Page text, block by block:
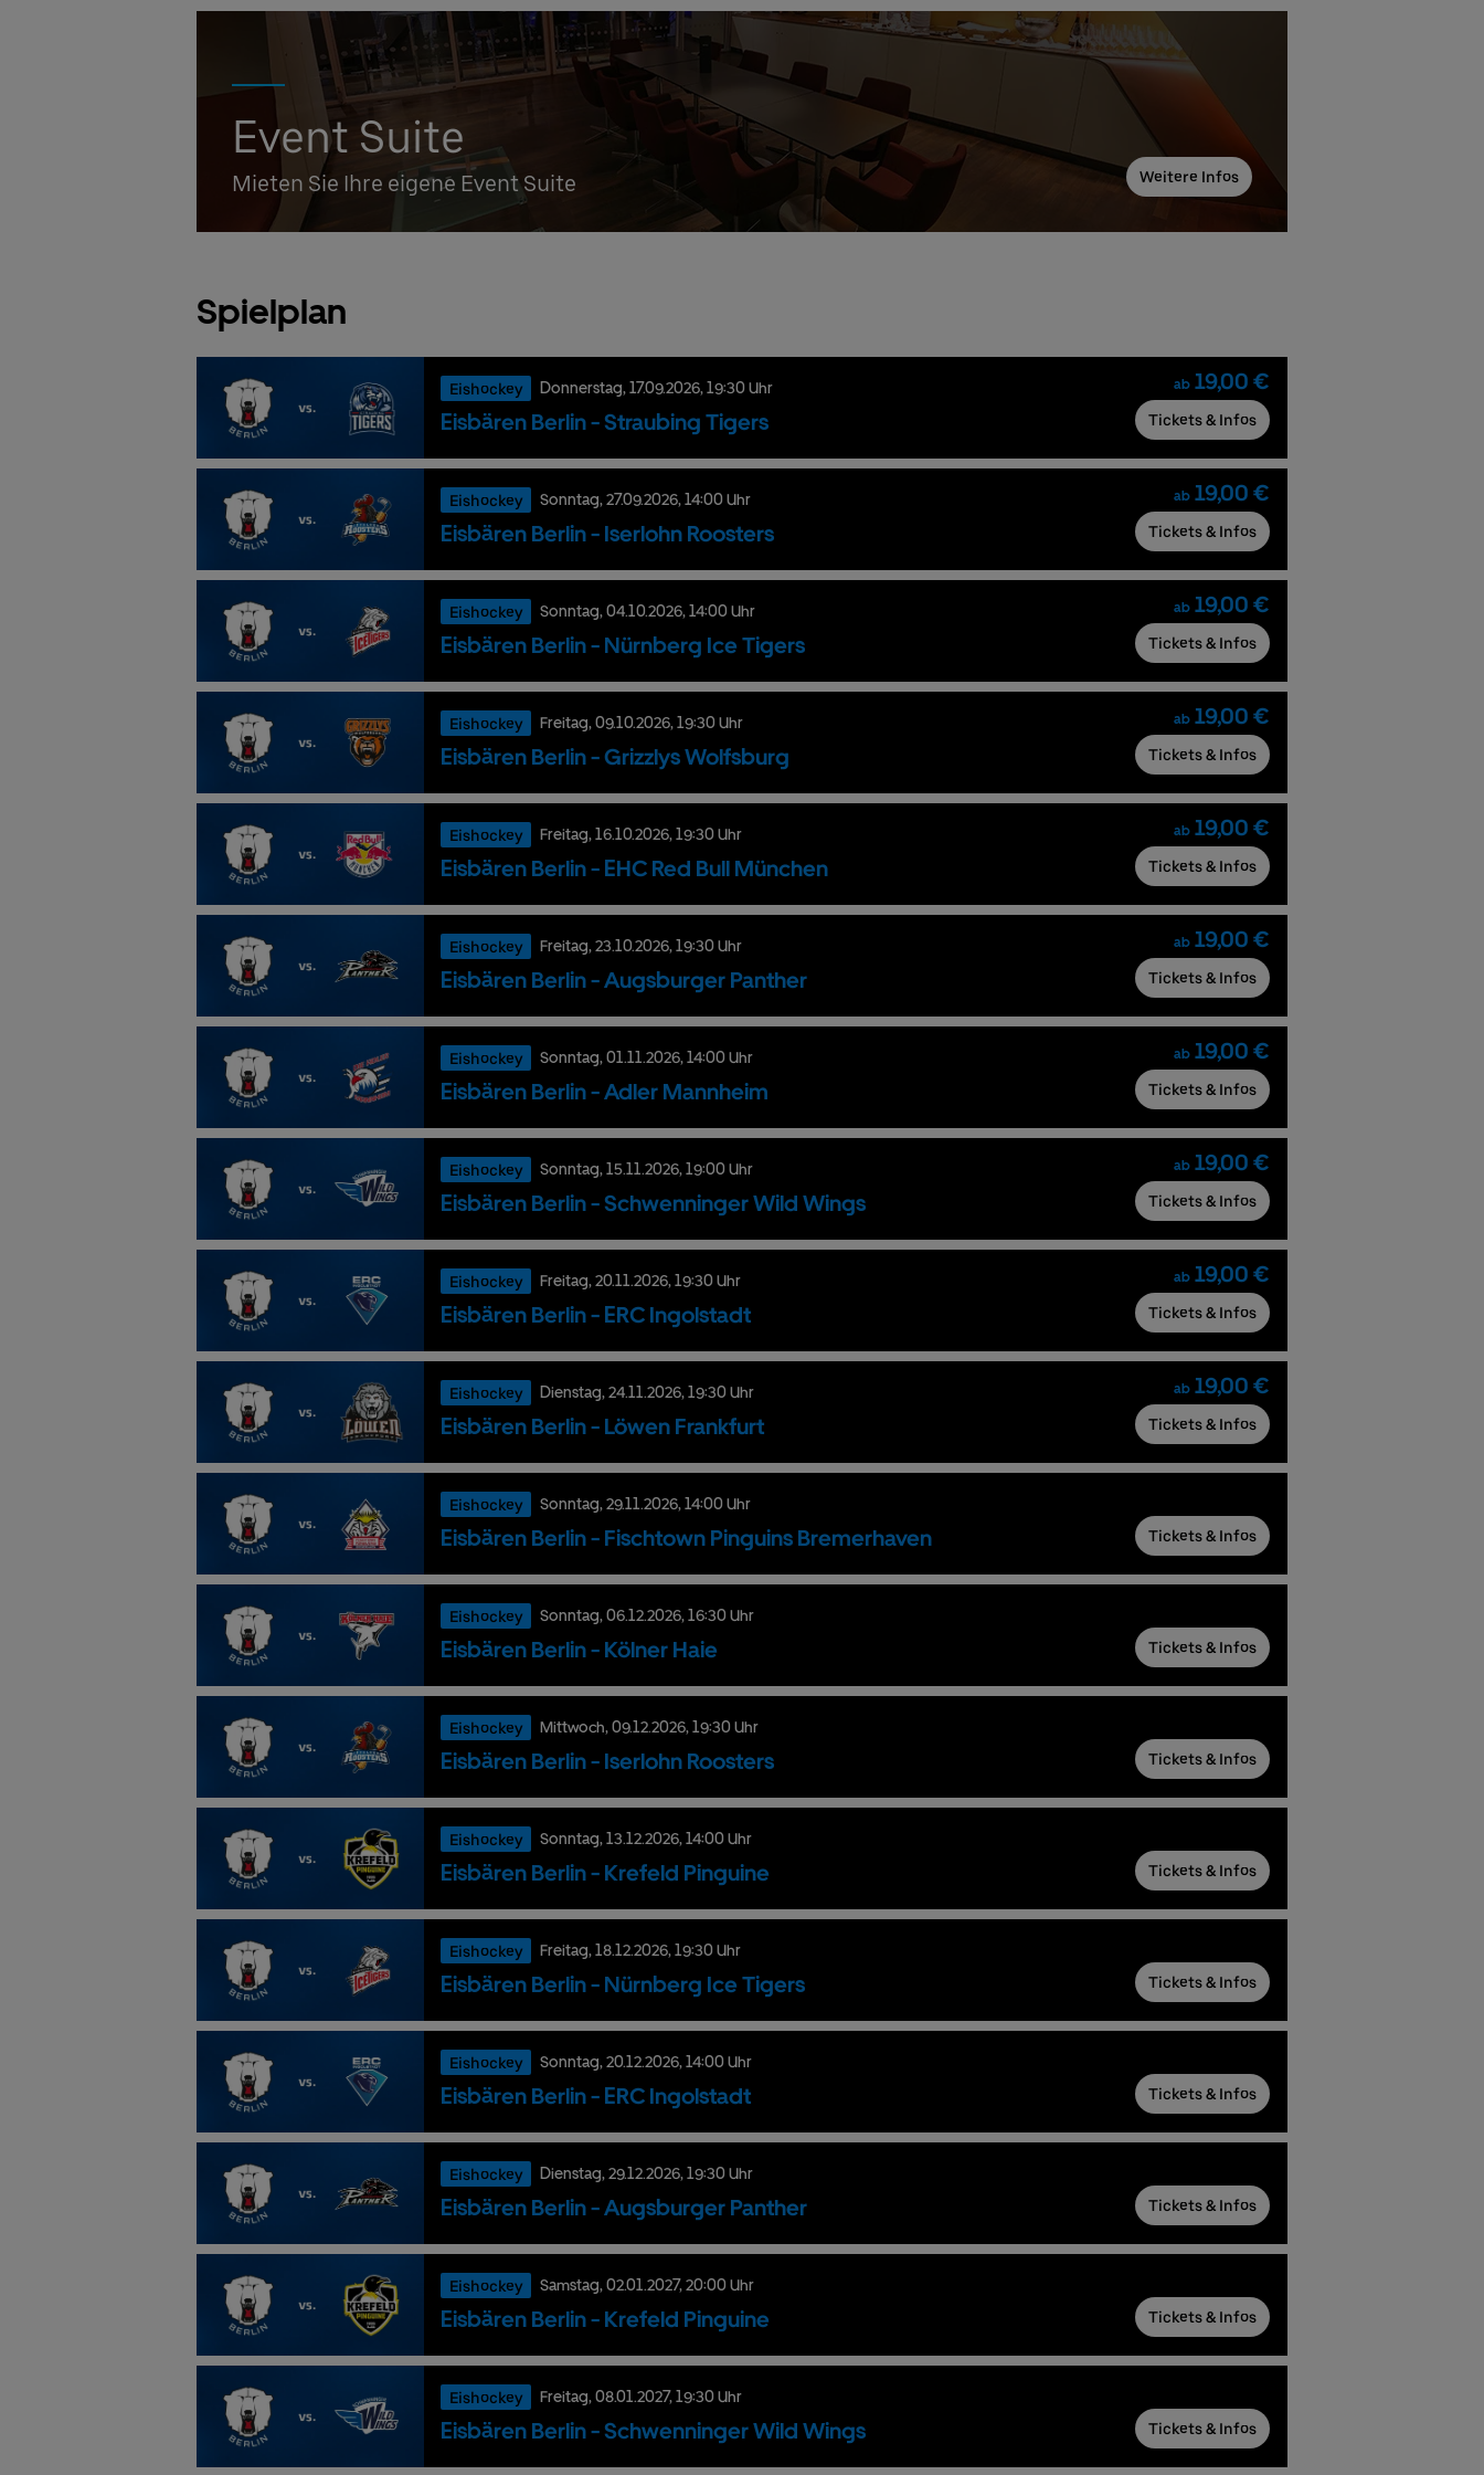
Event Suite
Mieten Sie Ihre eigene Event Suite Weitere Infos
Spielplan
Eishockey Donnerstag,17.09.2026,19:30 Uhr
Eisbären Berlin - Straubing Tigers
ab 19,00 €
Tickets & Infos
Eishockey Sonntag,27.09.2026,14:00 Uhr
Eisbären Berlin - Iserlohn Roosters
ab 19,00 €
Tickets & Infos
Eishockey Sonntag,04.10.2026,14:00 Uhr
Eisbären Berlin - Nürnberg Ice Tigers
ab 19,00 €
Tickets & Infos
Eishockey Freitag,09.10.2026,19:30 Uhr
Eisbären Berlin - Grizzlys Wolfsburg
ab 19,00 €
Tickets & Infos
Eishockey Freitag,16.10.2026,19:30 Uhr
Eisbären Berlin - EHC Red Bull München
ab 19,00 €
Tickets & Infos
Eishockey Freitag,23.10.2026,19:30 Uhr
Eisbären Berlin - Augsburger Panther
ab 19,00 €
Tickets & Infos
Eishockey Sonntag,01.11.2026,14:00 Uhr
Eisbären Berlin - Adler Mannheim
ab 19,00 €
Tickets & Infos
Eishockey Sonntag,15.11.2026,19:00 Uhr
Eisbären Berlin - Schwenninger Wild Wings
ab 19,00 €
Tickets & Infos
Eishockey Freitag,20.11.2026,19:30 Uhr
Eisbären Berlin - ERC Ingolstadt
ab 19,00 €
Tickets & Infos
Eishockey Dienstag,24.11.2026,19:30 Uhr
Eisbären Berlin - Löwen Frankfurt
ab 19,00 €
Tickets & Infos
Eishockey Sonntag,29.11.2026,14:00 Uhr
Eisbären Berlin - Fischtown Pinguins Bremerhaven Tickets & Infos
Eishockey Sonntag,06.12.2026,16:30 Uhr
Eisbären Berlin - Kölner Haie Tickets & Infos
Eishockey Mittwoch,09.12.2026,19:30 Uhr
Eisbären Berlin - Iserlohn Roosters Tickets & Infos
Eishockey Sonntag,13.12.2026,14:00 Uhr
Eisbären Berlin - Krefeld Pinguine Tickets & Infos
Eishockey Freitag,18.12.2026,19:30 Uhr
Eisbären Berlin - Nürnberg Ice Tigers Tickets & Infos
Eishockey Sonntag,20.12.2026,14:00 Uhr
Eisbären Berlin - ERC Ingolstadt Tickets & Infos
Eishockey Dienstag,29.12.2026,19:30 Uhr
Eisbären Berlin - Augsburger Panther Tickets & Infos
Eishockey Samstag,02.01.2027,20:00 Uhr
Eisbären Berlin - Krefeld Pinguine Tickets & Infos
Eishockey Freitag,08.01.2027,19:30 Uhr
Eisbären Berlin - Schwenninger Wild Wings Tickets & Infos